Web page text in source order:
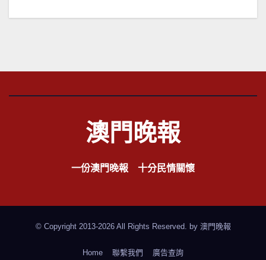
澳門晚報
一份澳門晚報 十分民情關懷
© Copyright 2013-2026 All Rights Reserved. by 澳門晚報
Home 聯繫我們 廣告查詢